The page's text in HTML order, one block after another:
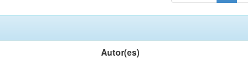
Autor(es)